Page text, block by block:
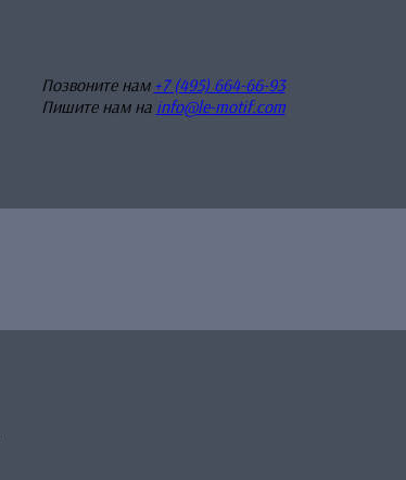
Позвоните нам +7 (495) 664-66-93
Пишите нам на info@le-motif.com